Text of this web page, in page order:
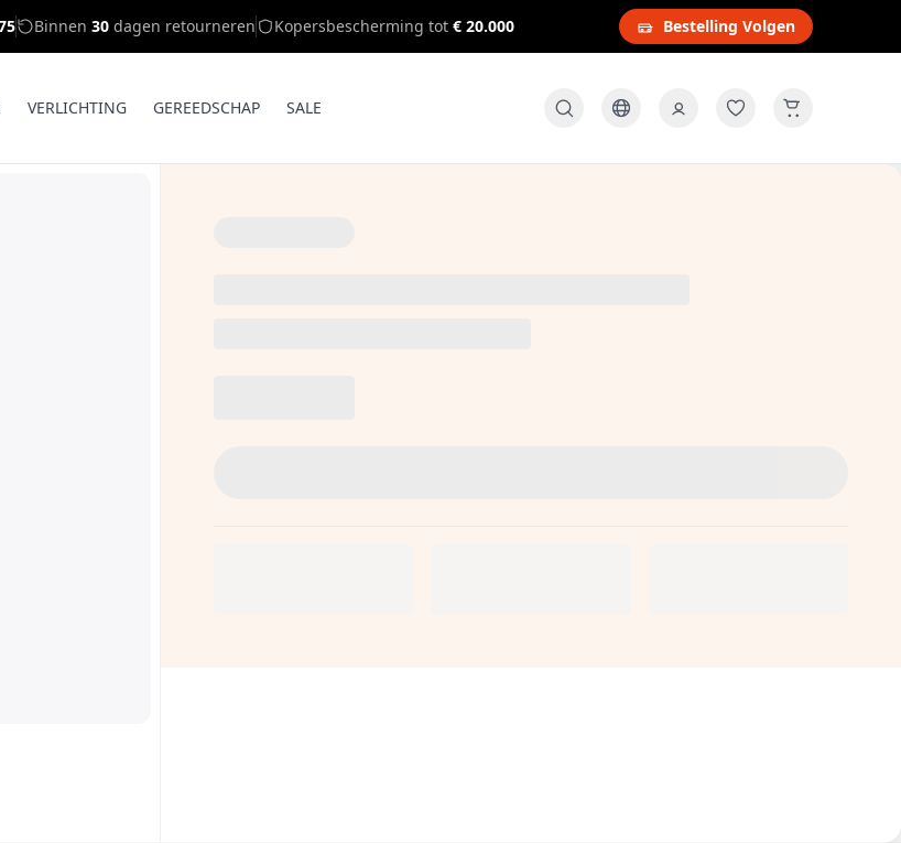
Binnen 30 dagen retourneren Kopersbescherming tot € 20.000 Bestelling Volgen
VERLICHTING GEREEDSCHAP SALE